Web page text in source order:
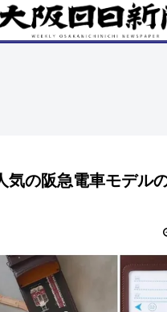
ニュース 連載 街ネタ
気の阪急電車モデル